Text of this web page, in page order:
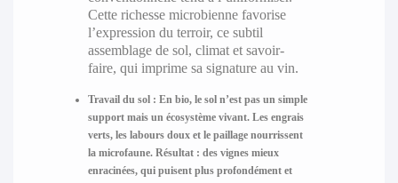
Cette richesse microbienne favorise
l’expression du terroir, ce subtil
assemblage de sol, climat et savoir-
faire, qui imprime sa signature au vin.
Travail du sol : En bio, le sol n’est pas un simple
support mais un écosystème vivant. Les engrais
verts, les labours doux et le paillage nourrissent
la microfaune. Résultat : des vignes mieux
enracinées, qui puisent plus profondément et